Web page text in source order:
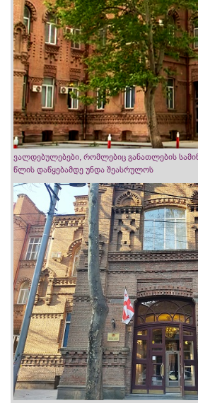
ვალდებულებები, რომლებიც განათლების
წლის დაწყებამდე უნდა შეასრულოს